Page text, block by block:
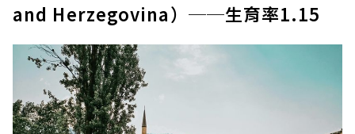
and Herzegovina）──生育率1.15